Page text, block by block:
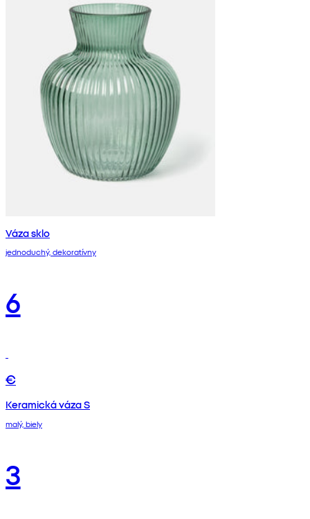
Váza sklo
jednoduchý, dekoratívny
6
€
Keramická váza S
malý, biely
3